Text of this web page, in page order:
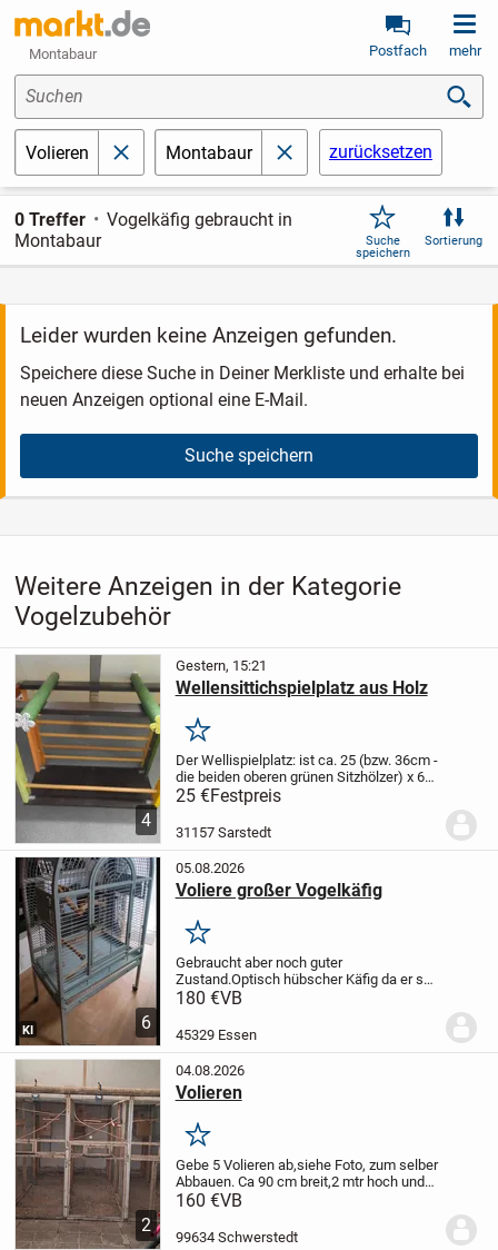
Montabaur Postfach mehr
Suchen
Volieren schließenMontabaur schließenzurücksetzen
0 Treffer
Vogelkäfig gebraucht in
Montabaur
Suche
speichern
Sortierung
Leider wurden keine Anzeigen gefunden.
Speichere diese Suche in Deiner Merkliste und erhalte bei
neuen Anzeigen optional eine E-Mail.
Suche speichern
Weitere Anzeigen in der Kategorie
Vogelzubehör
4
Gestern, 15:21
Wellensittichspielplatz aus Holz
Merken
Der Wellispielplatz: ist ca. 25 (bzw. 36cm -
die beiden oberen grünen Sitzhölzer) x 60
cm groß, schwere Qualität und neu.
wurde in privater therapeutischer Arbeit
angefertigt und bietet - zusammen...
25 €Festpreis
31157 Sarstedt
6
KI
05.08.2026
Voliere großer Vogelkäfig
Merken
Gebraucht aber noch guter
Zustand.Optisch hübscher Käfig da er so
hell ist.Hellgrau ,Fress und Trinknapf und
180 €VB
45329 Essen
2
04.08.2026
Volieren
Merken
Gebe 5 Volieren ab,siehe Foto, zum selber
Abbauen. Ca 90 cm breit,2 mtr hoch und
ca 2,60 mtr tief
160 €VB
99634 Schwerstedt